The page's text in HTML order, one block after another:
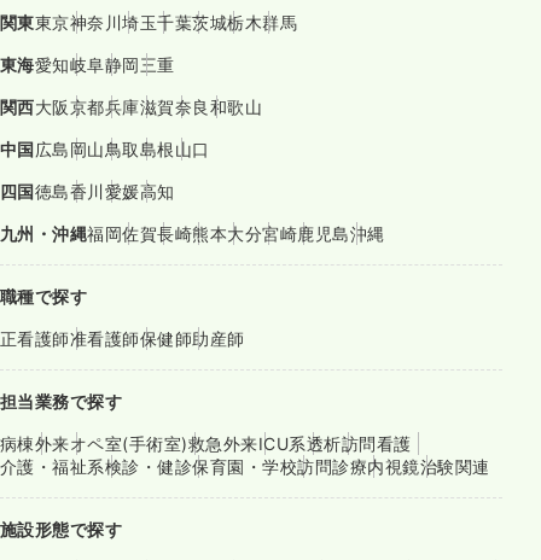
関東東京神奈川埼玉千葉茨城栃木群馬
東海愛知岐阜静岡三重
関西大阪京都兵庫滋賀奈良和歌山
中国 広島 岡山鳥取島根山口
四国徳島香川 愛媛高知
九州・沖縄福岡佐賀長崎熊本大分宮崎鹿児島沖縄
職種で探す
正看護師准看護師保健師助産師
担当業務で探す
病棟外来オペ室(手術室)救急外来ICU系透析訪問看護
介護・福祉系検診・健診保育園・学校訪問診療内視鏡治験関連
施設形態で探す